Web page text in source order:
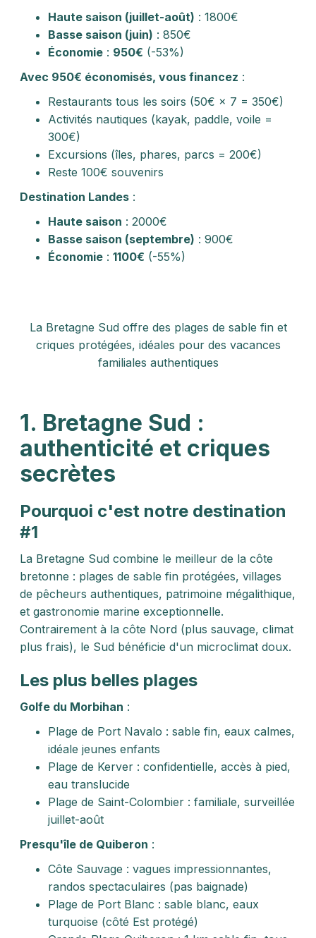
Haute saison (juillet-août) : 1800€
Basse saison (juin) : 850€
Économie : 950€ (-53%)
Avec 950€ économisés, vous financez :
Restaurants tous les soirs (50€ × 7 = 350€)
Activités nautiques (kayak, paddle, voile =
300€)
Excursions (îles, phares, parcs = 200€)
Reste 100€ souvenirs
Destination Landes :
Haute saison : 2000€
Basse saison (septembre) : 900€
Économie : 1100€ (-55%)
La Bretagne Sud offre des plages de sable fin et
criques protégées, idéales pour des vacances
familiales authentiques
1. Bretagne Sud :
authenticité et criques
secrètes
Pourquoi c'est notre destination
#1
La Bretagne Sud combine le meilleur de la côte
bretonne : plages de sable fin protégées, villages
de pêcheurs authentiques, patrimoine mégalithique,
et gastronomie marine exceptionnelle.
Contrairement à la côte Nord (plus sauvage, climat
plus frais), le Sud bénéficie d'un microclimat doux.
Les plus belles plages
Golfe du Morbihan :
Plage de Port Navalo : sable fin, eaux calmes,
idéale jeunes enfants
Plage de Kerver : confidentielle, accès à pied,
eau translucide
Plage de Saint-Colombier : familiale, surveillée
juillet-août
Presqu'île de Quiberon :
Côte Sauvage : vagues impressionnantes,
randos spectaculaires (pas baignade)
Plage de Port Blanc : sable blanc, eaux
turquoise (côté Est protégé)